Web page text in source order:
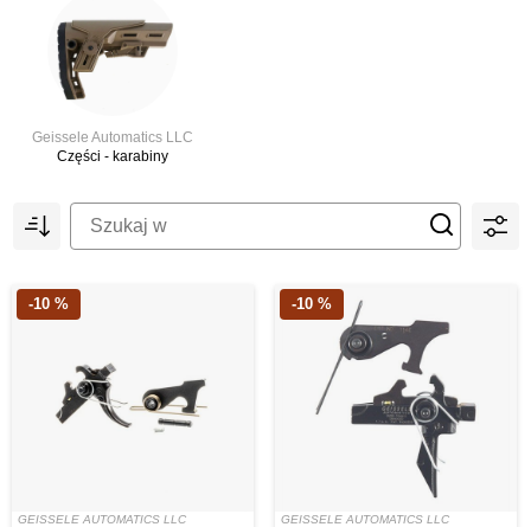
Geissele Automatics LLC
Części - karabiny
-10 %
GEISSELE AUTOMATICS LLC
-10 %
GEISSELE AUTOMATICS LLC